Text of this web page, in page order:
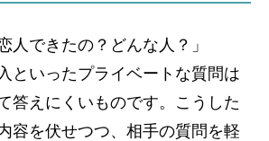
人できたの？どんな人？」
といったプライベートな質問は
答えにくいものです。こうした
容を伏せつつ、相手の質問を軽